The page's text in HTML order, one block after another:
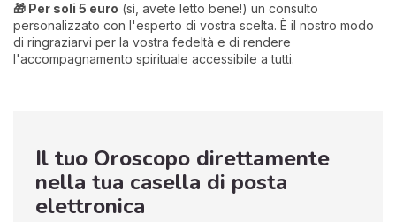
🎁 Per soli 5 euro (sì, avete letto bene!) un consulto
personalizzato con l'esperto di vostra scelta. È il nostro modo
di ringraziarvi per la vostra fedeltà e di rendere
l'accompagnamento spirituale accessibile a tutti.
Il tuo Oroscopo direttamente
nella tua casella di posta
elettronica